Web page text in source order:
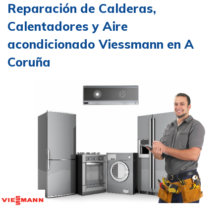
Reparación de Calderas,
Calentadores y Aire
acondicionado Viessmann en A
Coruña